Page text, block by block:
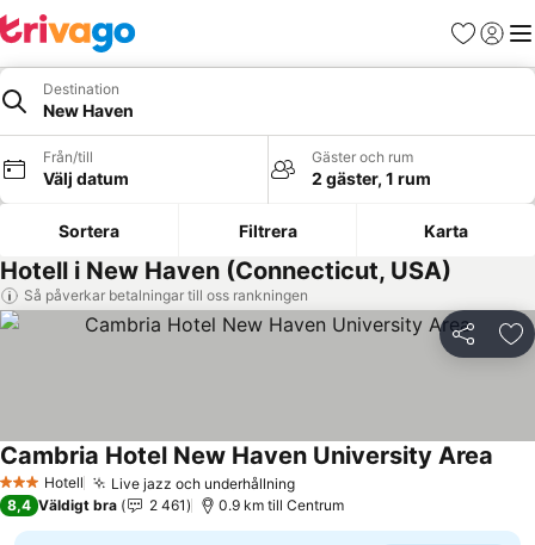
Favoriter
Logga
Destination
New Haven
Från/till
Välj datum
Gäster och rum
2 gäster, 1 rum
Sortera Filtrera Karta
Hotell i New Haven (Connecticut, USA)
Så påverkar betalningar till oss rankningen
Dela
3 StjärnorHotell Live jazz och underhållningSe priser
Cambria Hotel New Haven University Area
8,4 Väldigt bra 2 461 0.9 km till Centrum